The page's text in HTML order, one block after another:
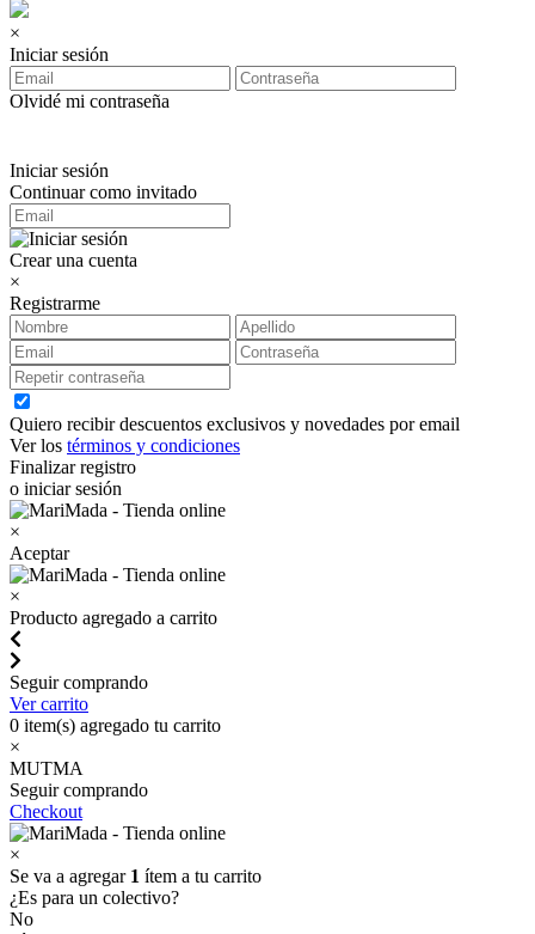
×
Iniciar sesión
Olvidé mi contraseña
Iniciar sesión
Continuar como invitado
Crear una cuenta
×
Registrarme
Quiero recibir descuentos exclusivos y novedades por email
Ver los términos y condiciones
Finalizar registro
o iniciar sesión
×
Aceptar
×
Producto agregado a carrito
Seguir comprando
Ver carrito
0 item(s) agregado tu carrito
×
MUTMA
Seguir comprando
Checkout
×
Se va a agregar 1 ítem a tu carrito
¿Es para un colectivo?
No